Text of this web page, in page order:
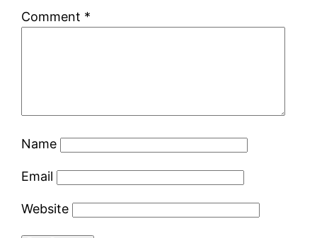
Comment *
Name
Email
Website